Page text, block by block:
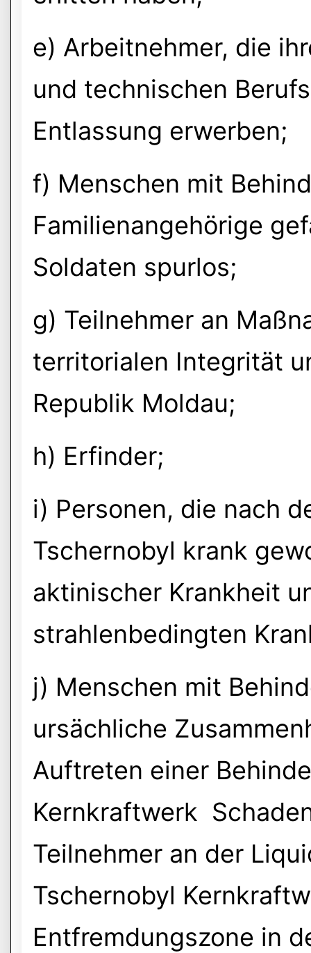
e) Arbeitnehmer, die
und technischen
Entlassung erwerben;
f) Menschen mit
Familienangehörige
Soldaten spurlos;
g) Teilnehmer an
territorialen Integrität
Republik Moldau;
h) Erfinder;
i) Personen, die nach
Tschernobyl krank
aktinischer Krankheit
strahlenbedingten
j) Menschen mit
ursächliche
Auftreten einer
Kernkraftwerk
Teilnehmer an der
Tschernobyl
Entfremdungszone in